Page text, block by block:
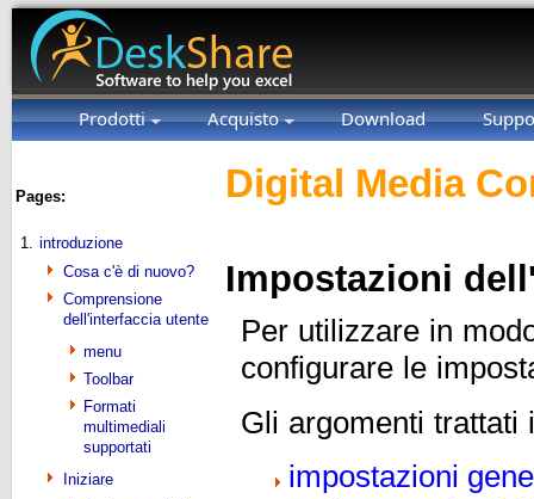
Prodotti Acquisto Download
Pages:
1. introduzione
Cosa c'è di nuovo?
Comprensione
dell'interfaccia utente
menu
Toolbar
Formati
multimediali
supportati
Iniziare
Digital Media
Impostazioni
Per utilizzare in
configurare le
Gli argomenti trattati
impostazioni